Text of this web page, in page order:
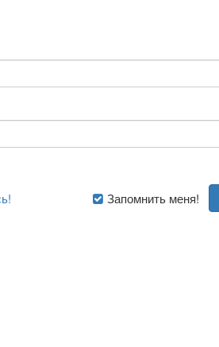
Запомнить меня!